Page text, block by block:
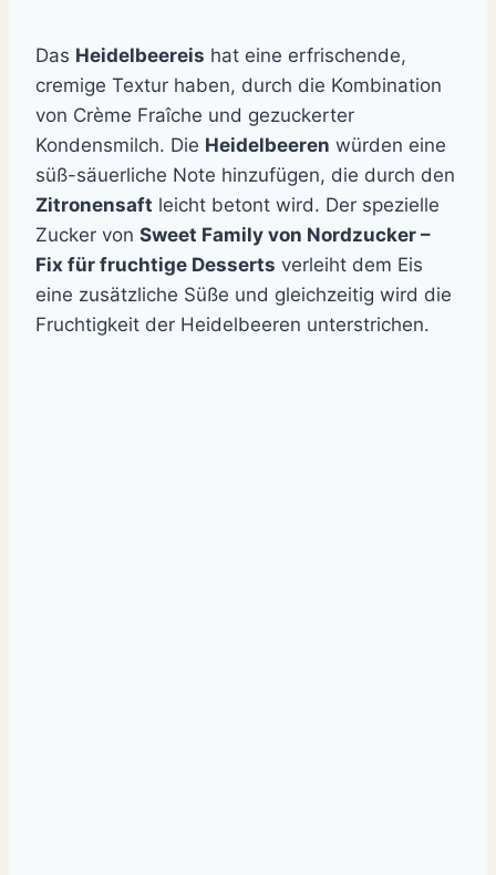
Das Heidelbeereis hat eine erfrischende,
cremige Textur haben, durch die Kombination
von Crème Fraîche und gezuckerter
Kondensmilch. Die Heidelbeeren würden eine
süß-säuerliche Note hinzufügen, die durch den
Zitronensaft leicht betont wird. Der spezielle
Zucker von Sweet Family von Nordzucker –
Fix für fruchtige Desserts verleiht dem Eis
eine zusätzliche Süße und gleichzeitig wird die
Fruchtigkeit der Heidelbeeren unterstrichen.